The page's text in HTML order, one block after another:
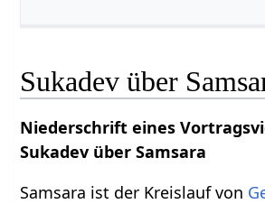
Sukadev über
Niederschrift eines
Sukadev über Samsara
Samsara ist der Kreislauf von